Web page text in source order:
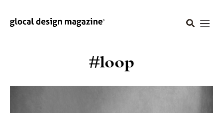
#loop